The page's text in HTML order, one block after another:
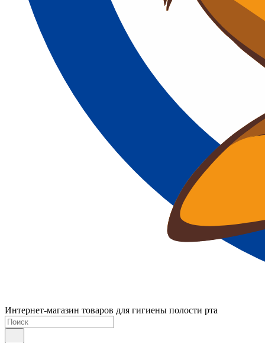
Интернет-магазин товаров для гигиены полости рта